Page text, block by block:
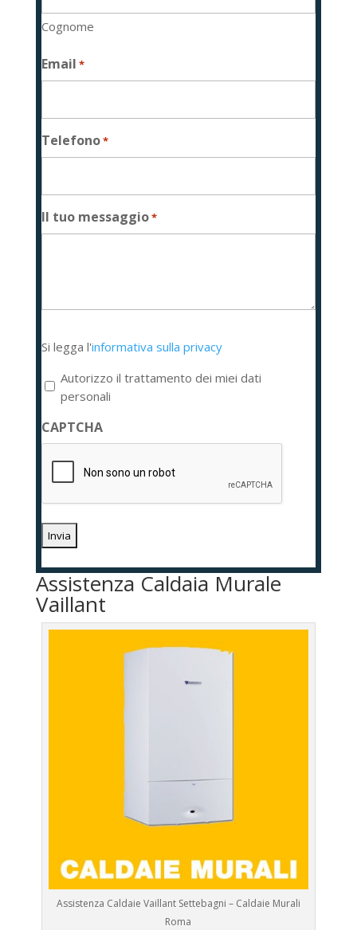
Cognome
Email *
Telefono*
Il tuo messaggio*
legga
l'informativa
sulla
privacy
*
Si legga l'informativa sulla privacy
Autorizzo il trattamento dei miei dati
personali
CAPTCHA
Assistenza Caldaia Murale
Vaillant
Assistenza Caldaie Vaillant Settebagni – Caldaie Murali
Roma